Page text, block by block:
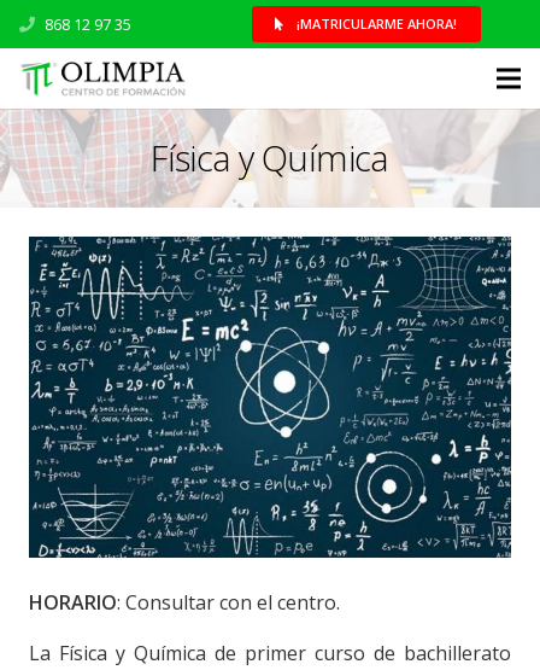
868 12 97 35 ¡MATRICULARME AHORA!
Física y Química
HORARIO: Consultar con el centro.
La Física y Química de primer curso de bachillerato